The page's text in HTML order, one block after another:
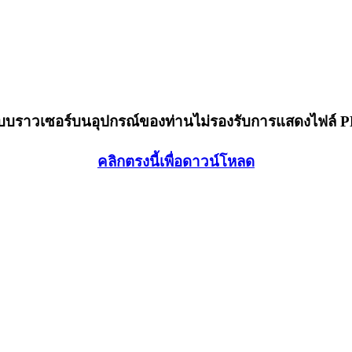
บราวเซอร์บนอุปกรณ์ของท่านไม่รองรับการแสดงไฟล์
คลิกตรงนี้เพื่อดาวน์โหลด